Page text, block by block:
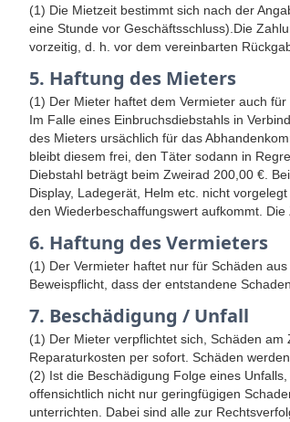
(1) Die Mietzeit bestimmt sich nach der
eine Stunde vor Geschäftsschluss).Die
vorzeitig, d. h. vor dem vereinbarten
5. Haftung des Mieters
(1) Der Mieter haftet dem Vermieter auch
Im Falle eines Einbruchsdiebstahls in
des Mieters ursächlich für das
bleibt diesem frei, den Täter sodann in
Diebstahl beträgt beim Zweirad 200,00 €.
Display, Ladegerät, Helm etc. nicht
den Wiederbeschaffungswert aufkommt.
6. Haftung des Vermieters
(1) Der Vermieter haftet nur für Schäden
Beweispflicht, dass der entstandene
7. Beschädigung / Unfall
(1) Der Mieter verpflichtet sich, Schäden
Reparaturkosten per sofort. Schäden
(2) Ist die Beschädigung Folge eines
offensichtlich nicht nur geringfügigen
unterrichten. Dabei sind alle zur